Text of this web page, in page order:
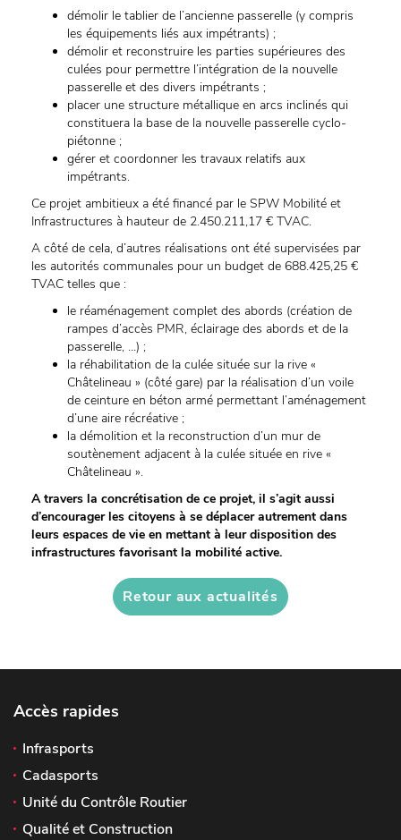
démolir le tablier de l’ancienne passerelle (y compris
les équipements liés aux impétrants) ;
démolir et reconstruire les parties supérieures des
culées pour permettre l’intégration de la nouvelle
passerelle et des divers impétrants ;
placer une structure métallique en arcs inclinés qui
constituera la base de la nouvelle passerelle cyclo-
piétonne ;
gérer et coordonner les travaux relatifs aux
impétrants.
Ce projet ambitieux a été financé par le SPW Mobilité et
Infrastructures à hauteur de 2.450.211,17 € TVAC.
A côté de cela, d’autres réalisations ont été supervisées par
les autorités communales pour un budget de 688.425,25 €
TVAC telles que :
le réaménagement complet des abords (création de
rampes d’accès PMR, éclairage des abords et de la
passerelle, …) ;
la réhabilitation de la culée située sur la rive «
Châtelineau » (côté gare) par la réalisation d’un voile
de ceinture en béton armé permettant l’aménagement
d’une aire récréative ;
la démolition et la reconstruction d’un mur de
soutènement adjacent à la culée située en rive «
Châtelineau ».
A travers la concrétisation de ce projet, il s’agit aussi
d’encourager les citoyens à se déplacer autrement dans
leurs espaces de vie en mettant à leur disposition des
infrastructures favorisant la mobilité active.
Retour aux actualités
Accès rapides
Infrasports
Cadasports
Unité du Contrôle Routier
Qualité et Construction